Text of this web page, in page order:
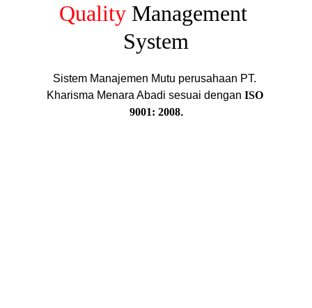
Quality Management
System
Sistem Manajemen Mutu perusahaan PT.
Kharisma Menara Abadi sesuai dengan ISO
9001: 2008.